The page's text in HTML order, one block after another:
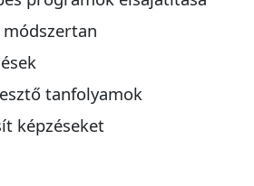
tanfolyamok
képzéseket